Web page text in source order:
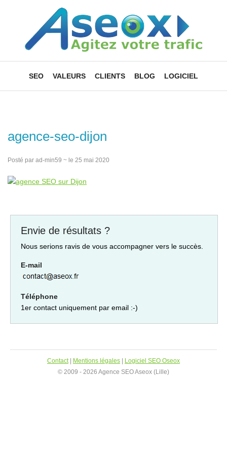
SEO VALEURS CLIENTS BLOG LOGICIEL
agence-seo-dijon
Posté par ad-min59 ~ le 25 mai 2020
Envie de résultats ?
Nous serions ravis de vous accompagner vers le succès.
E-mail
Téléphone
1er contact uniquement par email :-)
Contact| Mentions légales
Logiciel SEO Oseox
© 2009 - 2026 Agence SEO Aseox (Lille)